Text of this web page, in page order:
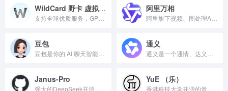
WildCard 野卡 虚拟卡商 阿里万相
豆包 通义
Janus-Pro YuE （乐）